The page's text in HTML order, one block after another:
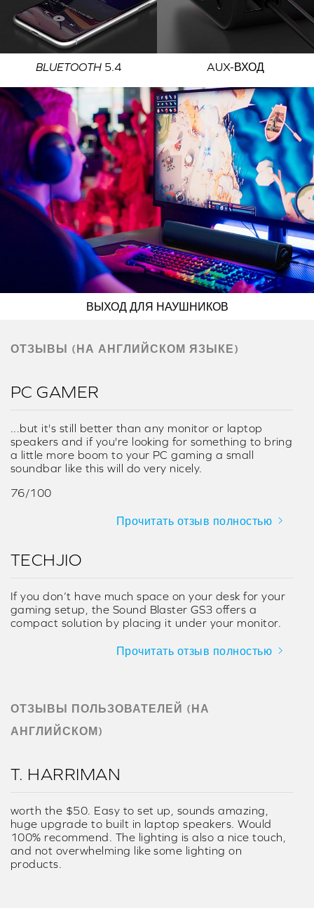
BLUETOOTH 5.4 AUX-ВХОД
ВЫХОД ДЛЯ НАУШНИКОВ
ОТЗЫВЫ (НА АНГЛИЙСКОМ ЯЗЫКЕ)
PC GAMER
...but it's still better than any monitor or laptop
speakers and if you're looking for something to bring
a little more boom to your PC gaming a small
soundbar like this will do very nicely.
76/100
Прочитать отзыв полностью
TECHJIO
If you don’t have much space on your desk for your
gaming setup, the Sound Blaster GS3 offers a
compact solution by placing it under your monitor.
Прочитать отзыв полностью
ОТЗЫВЫ ПОЛЬЗОВАТЕЛЕЙ (НА
АНГЛИЙСКОМ)
T. HARRIMAN
worth the $50. Easy to set up, sounds amazing,
huge upgrade to built in laptop speakers. Would
100% recommend. The lighting is also a nice touch,
and not overwhelming like some lighting on
products.